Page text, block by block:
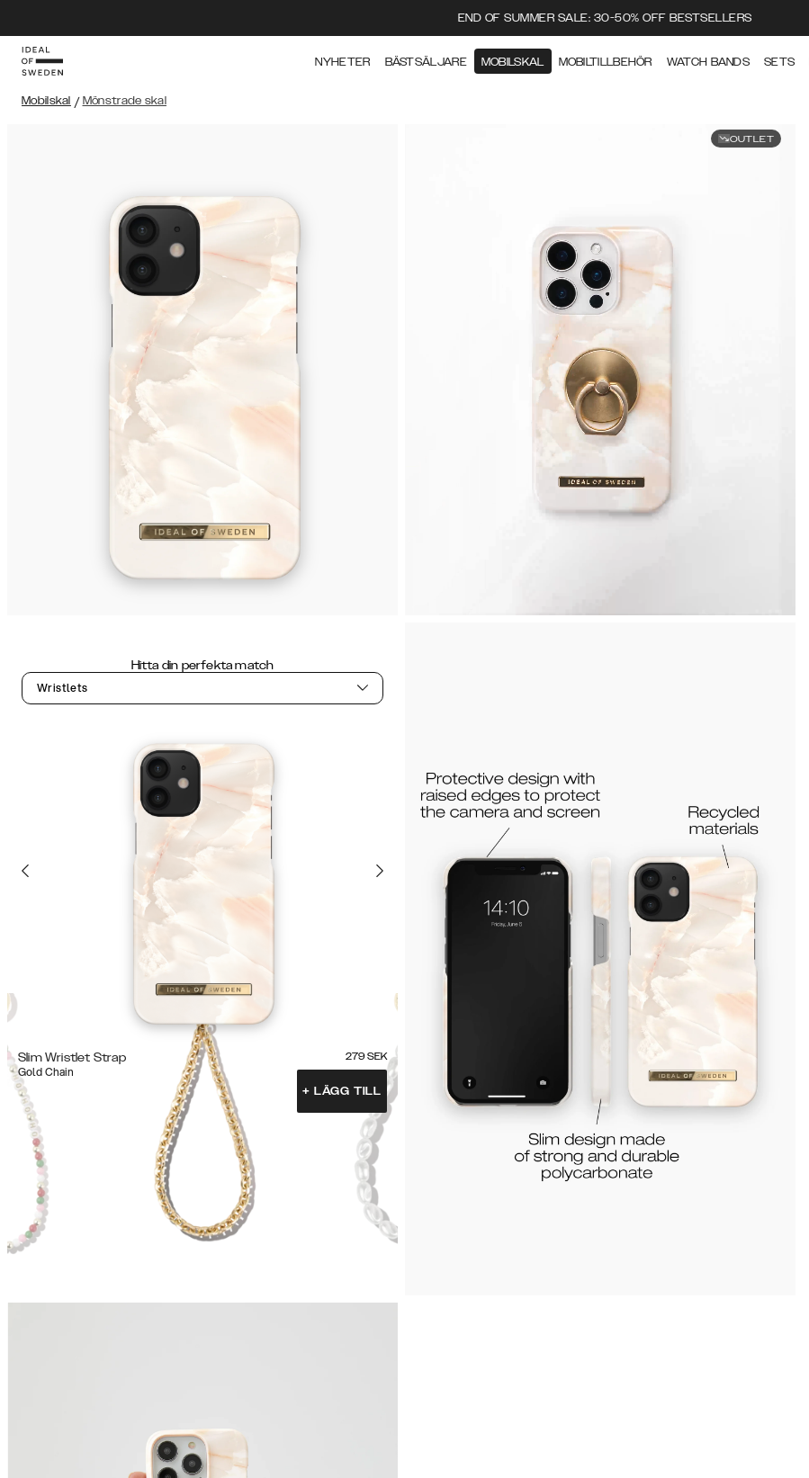
END OF SUMMER SALE: 30-50% OFF BESTSELLERS
NYHETER BÄSTSÄLJARE MOBILSKAL MOBILTILLBEHÖR WATCH BANDS SETS
Mobilskal / Mönstrade skal
OUTLET
Hitta din perfekta match
Wristlets
Slim Wristlet Strap
Gold Chain
279 SEK
+ LÄGG TILL